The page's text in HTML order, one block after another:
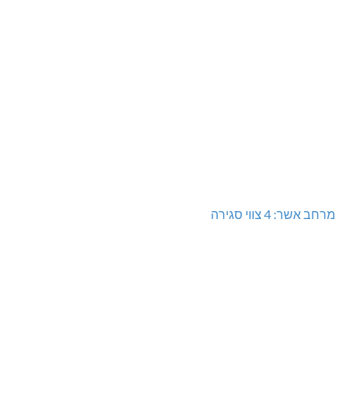
מרחב אשר: 4 צווי סגירה